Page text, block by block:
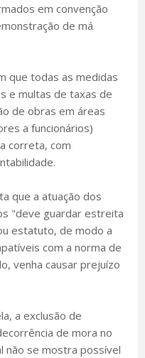
em convenção
de má
que todas as medidas
e multas de taxas de
de obras em áreas
a funcionários)
correta, com
que a atuação dos
"deve guardar estreita
estatuto, de modo a
com a norma de
venha causar prejuízo
a exclusão de
de mora no
não se mostra possível